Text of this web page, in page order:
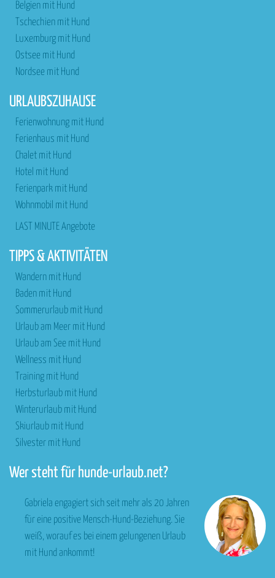
Belgien mit Hund
Tschechien mit Hund
Luxemburg mit Hund
Ostsee mit Hund
Nordsee mit Hund
URLAUBSZUHAUSE
Ferienwohnung mit Hund
Ferienhaus mit Hund
Chalet mit Hund
Hotel mit Hund
Ferienpark mit Hund
Wohnmobil mit Hund
LAST MINUTE Angebote
TIPPS & AKTIVITÄTEN
Wandern mit Hund
Baden mit Hund
Sommerurlaub mit Hund
Urlaub am Meer mit Hund
Urlaub am See mit Hund
Wellness mit Hund
Training mit Hund
Herbsturlaub mit Hund
Winterurlaub mit Hund
Skiurlaub mit Hund
Silvester mit Hund
Wer steht für hunde-urlaub.net?
Gabriela engagiert sich seit mehr als 20 Jahren
für eine positive Mensch-Hund-Beziehung. Sie
weiß, worauf es bei einem gelungenen Urlaub
mit Hund ankommt!